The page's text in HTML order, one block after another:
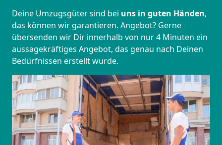
Deine Umzugsgüter sind bei uns in guten Händen,
das können wir garantieren. Angebot? Gerne
übersenden wir Dir innerhalb von nur 4 Minuten ein
aussagekräftiges Angebot, das genau nach Deinen
Bedürfnissen erstellt wurde.